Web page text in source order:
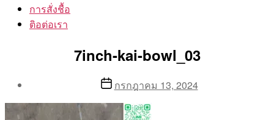
การสั่งชื้อ
ติอต่อเรา
7inch-kai-bowl_03
By
Aea
Postกรกฎาคม 13, 2024